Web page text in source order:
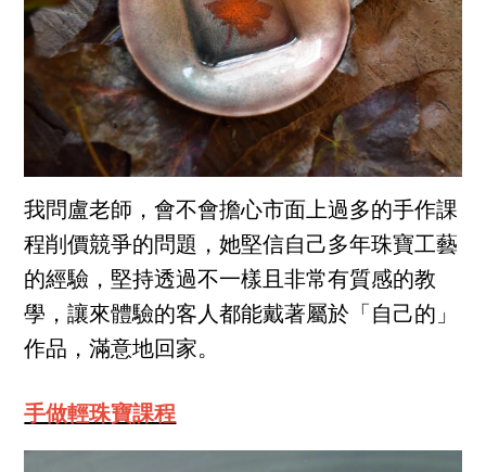
我問盧老師，會不會擔心市面上過多的手作課
程削價競爭的問題，她堅信自己多年珠寶工藝
的經驗，堅持透過不一樣且非常有質感的教
學，讓來體驗的客人都能戴著屬於「自己的」
作品，滿意地回家。
手做輕珠寶課程